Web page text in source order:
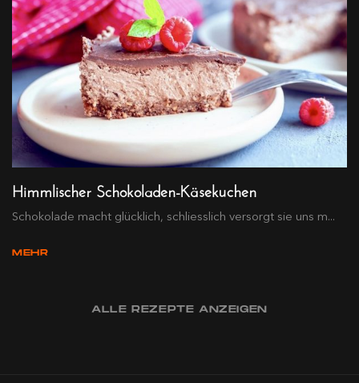
Himmlischer Schokoladen-Käsekuchen
Schokolade macht glücklich, schliesslich versorgt sie uns m...
MEHR
ALLE REZEPTE ANZEIGEN